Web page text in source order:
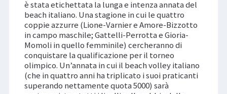
è stata etichettata la lunga e intenza annata del
beach italiano. Una stagione in cui le quattro
coppie azzurre (Lione-Varnier e Amore-Bizzotto
in campo maschile; Gattelli-Perrotta e Gioria-
Momoli in quello femminile) cercheranno di
conquistare la qualificazione per il torneo
olimpico. Un’annata in cui il beach volley italiano
(che in quattro anni ha triplicato i suoi praticanti
superando nettamente quota 5000) sarà